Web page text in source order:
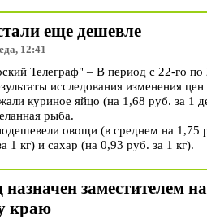
еще дешевле
12:41
Телеграф" – В период с 22-го по
исследования изменения
куриное яйцо (на 1,68 руб. за 1
рыба.
овощи (в среднем на 1,75
1 кг) и сахар (на 0,93 руб. за 1 кг).
заместителем
краю